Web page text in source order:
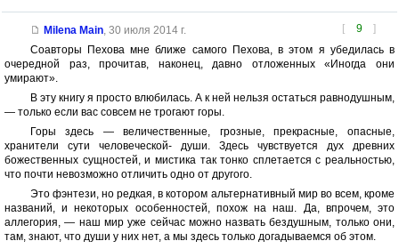
[ 9 ]
Milena Main, 30 июля 2014 г.
Соавторы Пехова мне ближе самого Пехова, в этом я убедилась в
очередной раз, прочитав, наконец, давно отложенных «Иногда они
умирают».
В эту книгу я просто влюбилась. А к ней нельзя остаться равнодушным,
— только если вас совсем не трогают горы.
Горы здесь — величественные, грозные, прекрасные, опасные,
хранители сути человеческой- души. Здесь чувствуется дух древних
божественных сущностей, и мистика так тонко сплетается с реальностью,
что почти невозможно отличить одно от другого.
Это фэнтези, но редкая, в котором альтернативный мир во всем, кроме
названий, и некоторых особенностей, похож на наш. Да, впрочем, это
аллегория, — наш мир уже сейчас можно назвать бездушным, только они,
там, знают, что души у них нет, а мы здесь только догадываемся об этом.